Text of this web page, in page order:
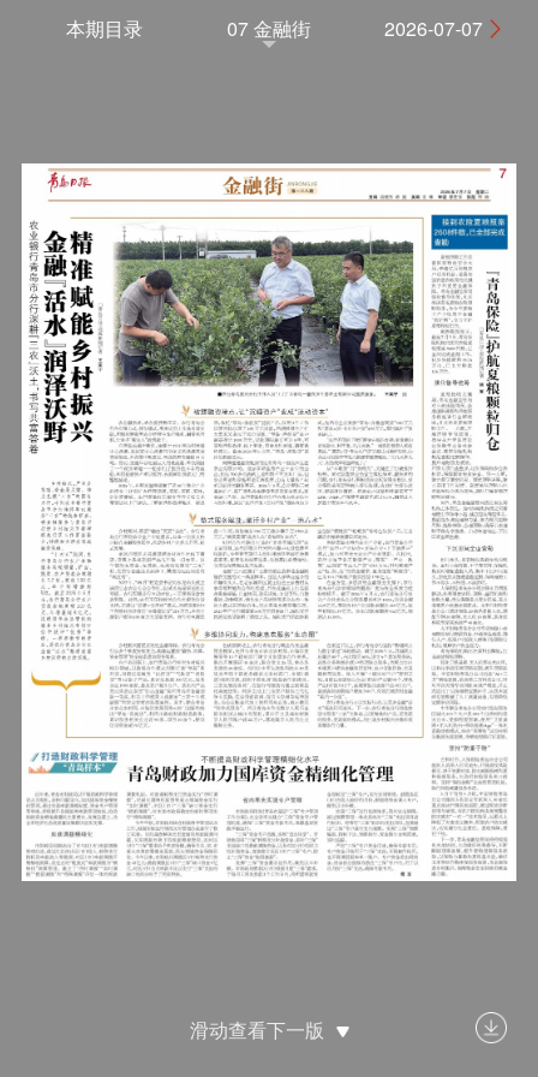
滑动查看下一版
本期目录 07 金融街 2026-07-07